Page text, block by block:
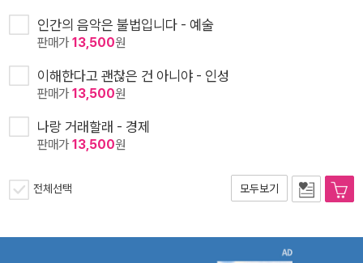
인간의 음악은 불법입니다 - 예술
판매가13,500원
이해한다고 괜찮은 건 아니야 - 인성
판매가13,500원
나랑 거래할래 - 경제
판매가13,500원
전체선택 모두보기